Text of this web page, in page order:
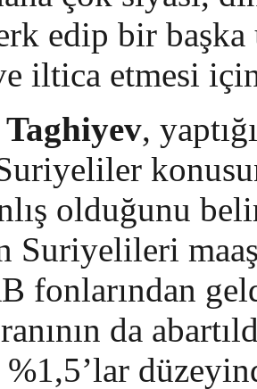
edip bir
iltica etmesi
,
olduğunu
Suriyelileri
fonlarından
da
%1,5’lar